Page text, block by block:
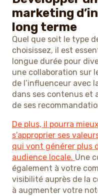
marketing
long terme
Quel que soit le type
choisissez, il est
longue durée pour
une collaboration sur
de l’influenceur avec
dans ses contenus et
de ses
De plus, il pourra
s’approprier ses
qui vont générer plus
audience locale. Une
également à votre
visibilité auprès de la
à augmenter votre